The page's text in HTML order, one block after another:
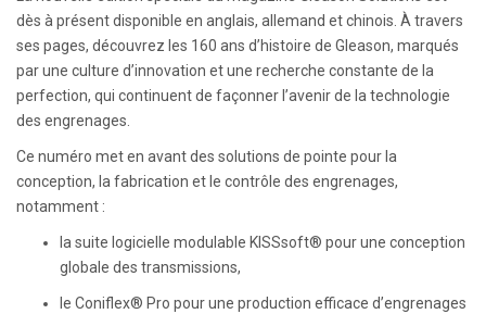
dès à présent disponible en anglais, allemand et chinois. À travers
ses pages, découvrez les 160 ans d’histoire de Gleason, marqués
par une culture d’innovation et une recherche constante de la
perfection, qui continuent de façonner l’avenir de la technologie
des engrenages.
Ce numéro met en avant des solutions de pointe pour la
conception, la fabrication et le contrôle des engrenages,
notamment :
la suite logicielle modulable KISSsoft® pour une conception
globale des transmissions,
le Coniflex® Pro pour une production efficace d’engrenages